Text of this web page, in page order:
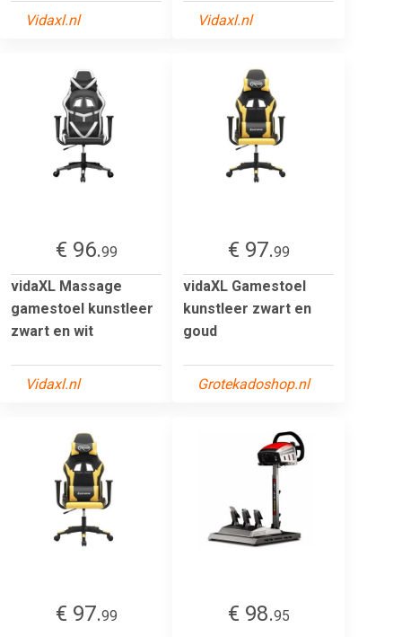
Vidaxl.nl Vidaxl.nl
€ 96.99
vidaXL Massage
gamestoel kunstleer
zwart en wit
Vidaxl.nl
€ 97.99
vidaXL Gamestoel
kunstleer zwart en
goud
Grotekadoshop.nl
€ 97.99 € 98.95